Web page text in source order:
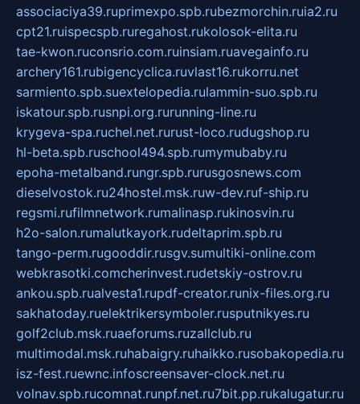
associaciya39.ruprimexpo.spb.rubezmorchin.ruia2.ru
cpt21.ruispecspb.ruregahost.rukolosok-elita.ru
tae-kwon.ruconsrio.com.ruinsiam.ruavegainfo.ru
archery161.rubigencyclica.ruvlast16.rukorru.net
sarmiento.spb.suextelopedia.rulammin-suo.spb.ru
iskatour.spb.rusnpi.org.rurunning-line.ru
krygeva-spa.ruchel.net.rurust-loco.rudugshop.ru
hl-beta.spb.ruschool494.spb.rumymubaby.ru
epoha-metalband.rungr.spb.rurusgosnews.com
dieselvostok.ru24hostel.msk.ruw-dev.ruf-ship.ru
regsmi.rufilmnetwork.rumalinasp.rukinosvin.ru
h2o-salon.rumalutkayork.rudeltaprim.spb.ru
tango-perm.rugooddir.rusgv.sumultiki-online.com
webkrasotki.comcherinvest.rudetskiy-ostrov.ru
ankou.spb.rualvesta1.rupdf-creator.runix-files.org.ru
sakhatoday.ruelektrikersymboler.rusputnikyes.ru
golf2club.msk.ruaeforums.ruzallclub.ru
multimodal.msk.ruhabaigry.ruhaikko.rusobakopedia.ru
isz-fest.ruewnc.infoscreensaver-clock.net.ru
volnav.spb.rucomnat.runpf.net.ru7bit.pp.rukalugatur.ru